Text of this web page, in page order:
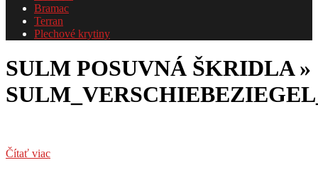
Bramac
Terran
Plechové krytiny
SULM POSUVNÁ ŠKRIDLA »
Čítať viac